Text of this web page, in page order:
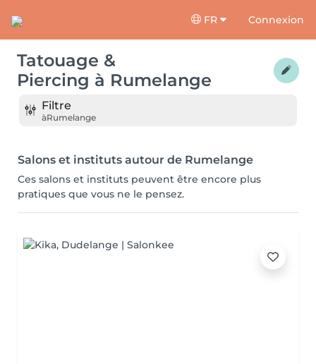
FR Connexion
Tatouage &
Piercing à Rumelange
Filtre
àRumelange
Salons et instituts autour de Rumelange
Ces salons et instituts peuvent être encore plus
pratiques que vous ne le pensez.